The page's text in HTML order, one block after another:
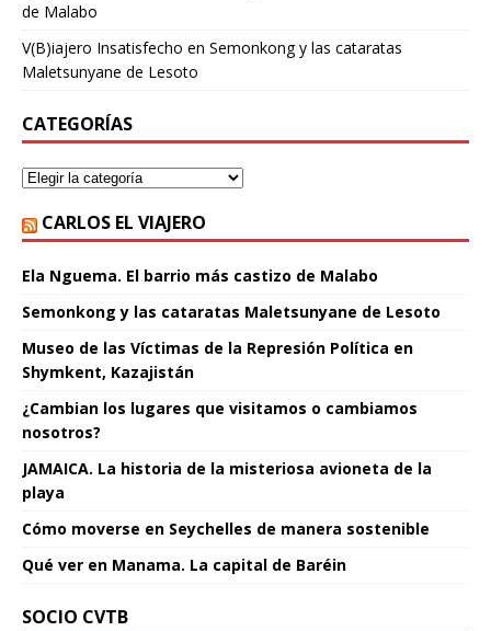
de Malabo
V(B)iajero Insatisfecho en Semonkong y las cataratas
Maletsunyane de Lesoto
CATEGORÍAS
CARLOS EL VIAJERO
Ela Nguema. El barrio más castizo de Malabo
Semonkong y las cataratas Maletsunyane de Lesoto
Museo de las Víctimas de la Represión Política en
Shymkent, Kazajistán
¿Cambian los lugares que visitamos o cambiamos
nosotros?
JAMAICA. La historia de la misteriosa avioneta de la
playa
Cómo moverse en Seychelles de manera sostenible
Qué ver en Manama. La capital de Baréin
SOCIO CVTB